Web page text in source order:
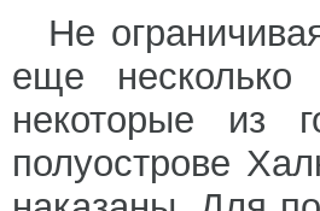
Не
еще
некоторые из
полуострове